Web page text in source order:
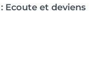
Ecoute et deviens